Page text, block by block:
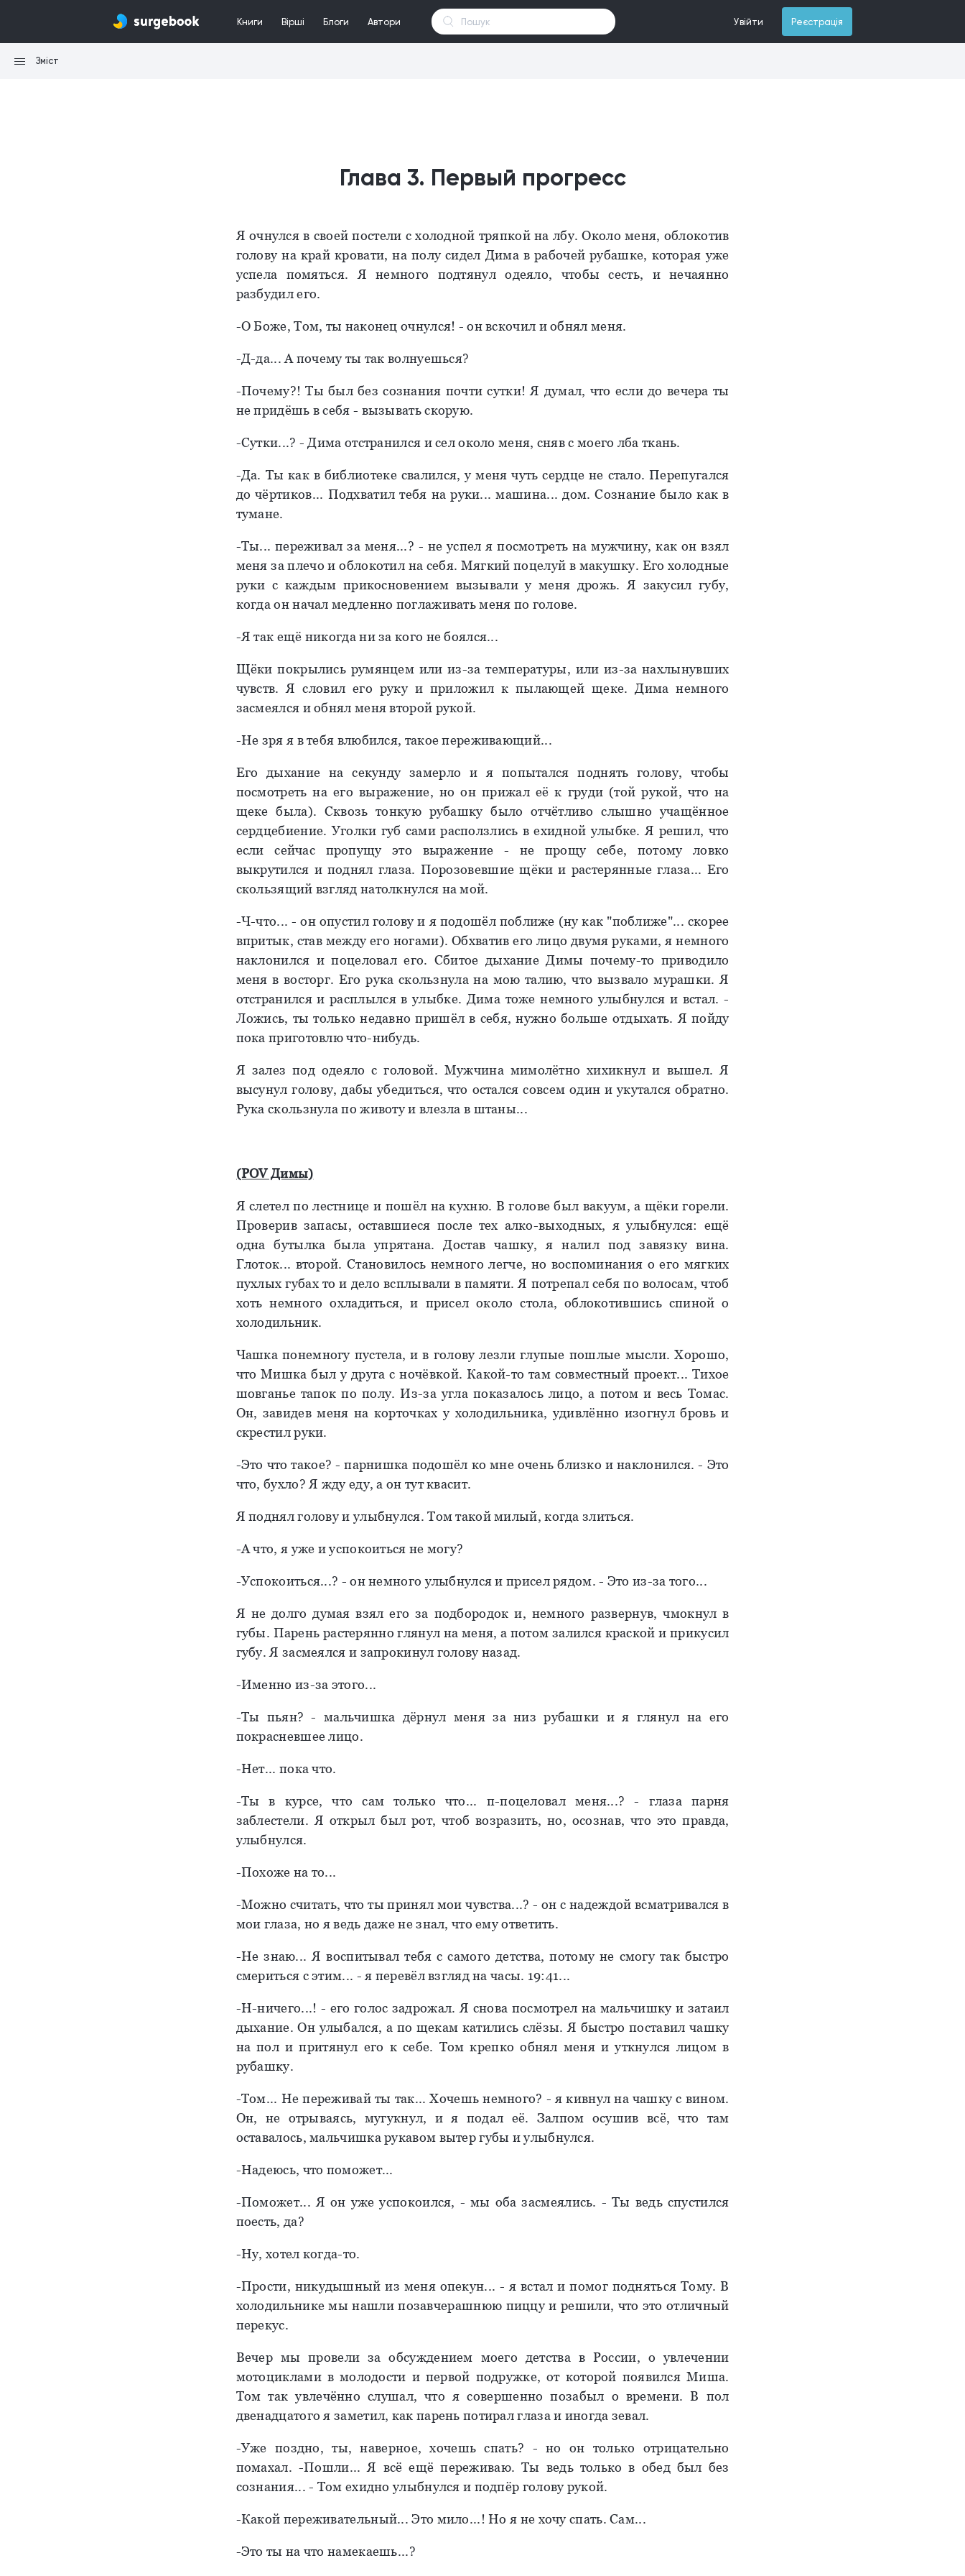
Книги Вірші Блоги Автори Увійти Реєстрація
Зміст
Глава 3. Первый прогресс
Я очнулся в своей постели с холодной тряпкой на лбу. Около меня, облокотив
голову на край кровати, на полу сидел Дима в рабочей рубашке, которая уже
успела помяться. Я немного подтянул одеяло, чтобы сесть, и нечаянно
разбудил его.
-О Боже, Том, ты наконец очнулся! - он вскочил и обнял меня.
-Д-да... А почему ты так волнуешься?
-Почему?! Ты был без сознания почти сутки! Я думал, что если до вечера ты
не придёшь в себя - вызывать скорую.
-Сутки...? - Дима отстранился и сел около меня, сняв с моего лба ткань.
-Да. Ты как в библиотеке свалился, у меня чуть сердце не стало. Перепугался
до чёртиков... Подхватил тебя на руки... машина... дом. Сознание было как в
тумане.
-Ты... переживал за меня...? - не успел я посмотреть на мужчину, как он взял
меня за плечо и облокотил на себя. Мягкий поцелуй в макушку. Его холодные
руки с каждым прикосновением вызывали у меня дрожь. Я закусил губу,
когда он начал медленно поглаживать меня по голове.
-Я так ещё никогда ни за кого не боялся...
Щёки покрылись румянцем или из-за температуры, или из-за нахлынувших
чувств. Я словил его руку и приложил к пылающей щеке. Дима немного
засмеялся и обнял меня второй рукой.
-Не зря я в тебя влюбился, такое переживающий...
Его дыхание на секунду замерло и я попытался поднять голову, чтобы
посмотреть на его выражение, но он прижал её к груди (той рукой, что на
щеке была). Сквозь тонкую рубашку было отчётливо слышно учащённое
сердцебиение. Уголки губ сами расползлись в ехидной улыбке. Я решил, что
если сейчас пропущу это выражение - не прощу себе, потому ловко
выкрутился и поднял глаза. Порозовевшие щёки и растерянные глаза... Его
скользящий взгляд натолкнулся на мой.
-Ч-что... - он опустил голову и я подошёл поближе (ну как "поближе"... скорее
впритык, став между его ногами). Обхватив его лицо двумя руками, я немного
наклонился и поцеловал его. Сбитое дыхание Димы почему-то приводило
меня в восторг. Его рука скользнула на мою талию, что вызвало мурашки. Я
отстранился и расплылся в улыбке. Дима тоже немного улыбнулся и встал. -
Ложись, ты только недавно пришёл в себя, нужно больше отдыхать. Я пойду
пока приготовлю что-нибудь.
Я залез под одеяло с головой. Мужчина мимолётно хихикнул и вышел. Я
высунул голову, дабы убедиться, что остался совсем один и укутался обратно.
Рука скользнула по животу и влезла в штаны...
(POV Димы)
Я слетел по лестнице и пошёл на кухню. В голове был вакуум, а щёки горели.
Проверив запасы, оставшиеся после тех алко-выходных, я улыбнулся: ещё
одна бутылка была упрятана. Достав чашку, я налил под завязку вина.
Глоток... второй. Становилось немного легче, но воспоминания о его мягких
пухлых губах то и дело всплывали в памяти. Я потрепал себя по волосам, чтоб
хоть немного охладиться, и присел около стола, облокотившись спиной о
холодильник.
Чашка понемногу пустела, и в голову лезли глупые пошлые мысли. Хорошо,
что Мишка был у друга с ночёвкой. Какой-то там совместный проект... Тихое
шовганье тапок по полу. Из-за угла показалось лицо, а потом и весь Томас.
Он, завидев меня на корточках у холодильника, удивлённо изогнул бровь и
скрестил руки.
-Это что такое? - парнишка подошёл ко мне очень близко и наклонился. - Это
что, бухло? Я жду еду, а он тут квасит.
Я поднял голову и улыбнулся. Том такой милый, когда злиться.
-А что, я уже и успокоиться не могу?
-Успокоиться...? - он немного улыбнулся и присел рядом. - Это из-за того...
Я не долго думая взял его за подбородок и, немного развернув, чмокнул в
губы. Парень растерянно глянул на меня, а потом залился краской и прикусил
губу. Я засмеялся и запрокинул голову назад.
-Именно из-за этого...
-Ты пьян? - мальчишка дёрнул меня за низ рубашки и я глянул на его
покрасневшее лицо.
-Нет... пока что.
-Ты в курсе, что сам только что... п-поцеловал меня...? - глаза парня
заблестели. Я открыл был рот, чтоб возразить, но, осознав, что это правда,
улыбнулся.
-Похоже на то...
-Можно считать, что ты принял мои чувства...? - он с надеждой всматривался в
мои глаза, но я ведь даже не знал, что ему ответить.
-Не знаю... Я воспитывал тебя с самого детства, потому не смогу так быстро
смериться с этим... - я перевёл взгляд на часы. 19:41...
-Н-ничего...! - его голос задрожал. Я снова посмотрел на мальчишку и затаил
дыхание. Он улыбался, а по щекам катились слёзы. Я быстро поставил чашку
на пол и притянул его к себе. Том крепко обнял меня и уткнулся лицом в
рубашку.
-Том... Не переживай ты так... Хочешь немного? - я кивнул на чашку с вином.
Он, не отрываясь, мугукнул, и я подал её. Залпом осушив всё, что там
оставалось, мальчишка рукавом вытер губы и улыбнулся.
-Надеюсь, что поможет...
-Поможет... Я он уже успокоился, - мы оба засмеялись. - Ты ведь спустился
поесть, да?
-Ну, хотел когда-то.
-Прости, никудышный из меня опекун... - я встал и помог подняться Тому. В
холодильнике мы нашли позавчерашнюю пиццу и решили, что это отличный
перекус.
Вечер мы провели за обсуждением моего детства в России, о увлечении
мотоциклами в молодости и первой подружке, от которой появился Миша.
Том так увлечённо слушал, что я совершенно позабыл о времени. В пол
двенадцатого я заметил, как парень потирал глаза и иногда зевал.
-Уже поздно, ты, наверное, хочешь спать? - но он только отрицательно
помахал. -Пошли... Я всё ещё переживаю. Ты ведь только в обед был без
сознания... - Том ехидно улыбнулся и подпёр голову рукой.
-Какой переживательный... Это мило...! Но я не хочу спать. Сам...
-Это ты на что намекаешь...?